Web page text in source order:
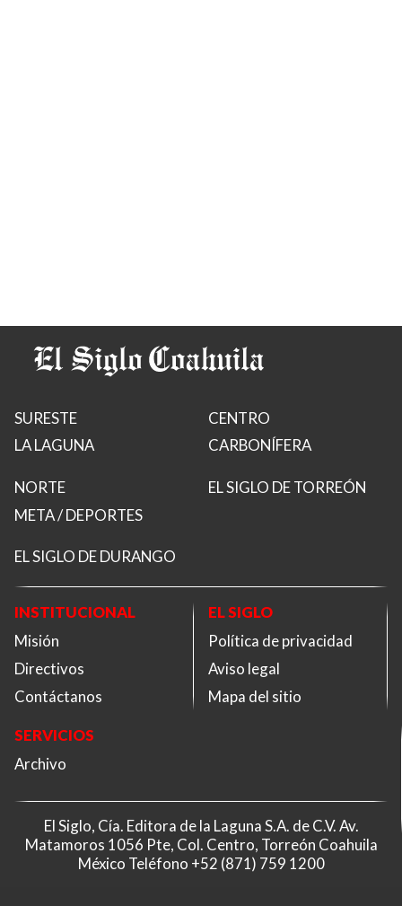
SURESTE
LA LAGUNA
CENTRO
CARBONÍFERA
NORTE
META / DEPORTES
EL SIGLO DE TORREÓN
EL SIGLO DE DURANGO
INSTITUCIONAL
Misión
Directivos
Contáctanos
EL SIGLO
Política de privacidad
Aviso legal
Mapa del sitio
SERVICIOS
Archivo
El Siglo, Cía. Editora de la Laguna S.A. de C.V. Av.
Matamoros 1056 Pte, Col. Centro, Torreón Coahuila
México Teléfono +52 (871) 759 1200